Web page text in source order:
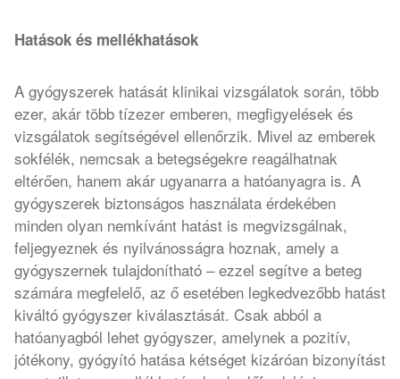
Hatások és mellékhatások
A gyógyszerek hatását klinikai vizsgálatok során, több
ezer, akár több tízezer emberen, megfigyelések és
vizsgálatok segítségével ellenőrzik. Mivel az emberek
sokfélék, nemcsak a betegségekre reagálhatnak
eltérően, hanem akár ugyanarra a hatóanyagra is. A
gyógyszerek biztonságos használata érdekében
minden olyan nemkívánt hatást is megvizsgálnak,
feljegyeznek és nyilvánosságra hoznak, amely a
gyógyszernek tulajdonítható – ezzel segítve a beteg
számára megfelelő, az ő esetében legkedvezőbb hatást
kiváltó gyógyszer kiválasztását. Csak abból a
hatóanyagból lehet gyógyszer, amelynek a pozitív,
jótékony, gyógyító hatása kétséget kizáróan bizonyítást